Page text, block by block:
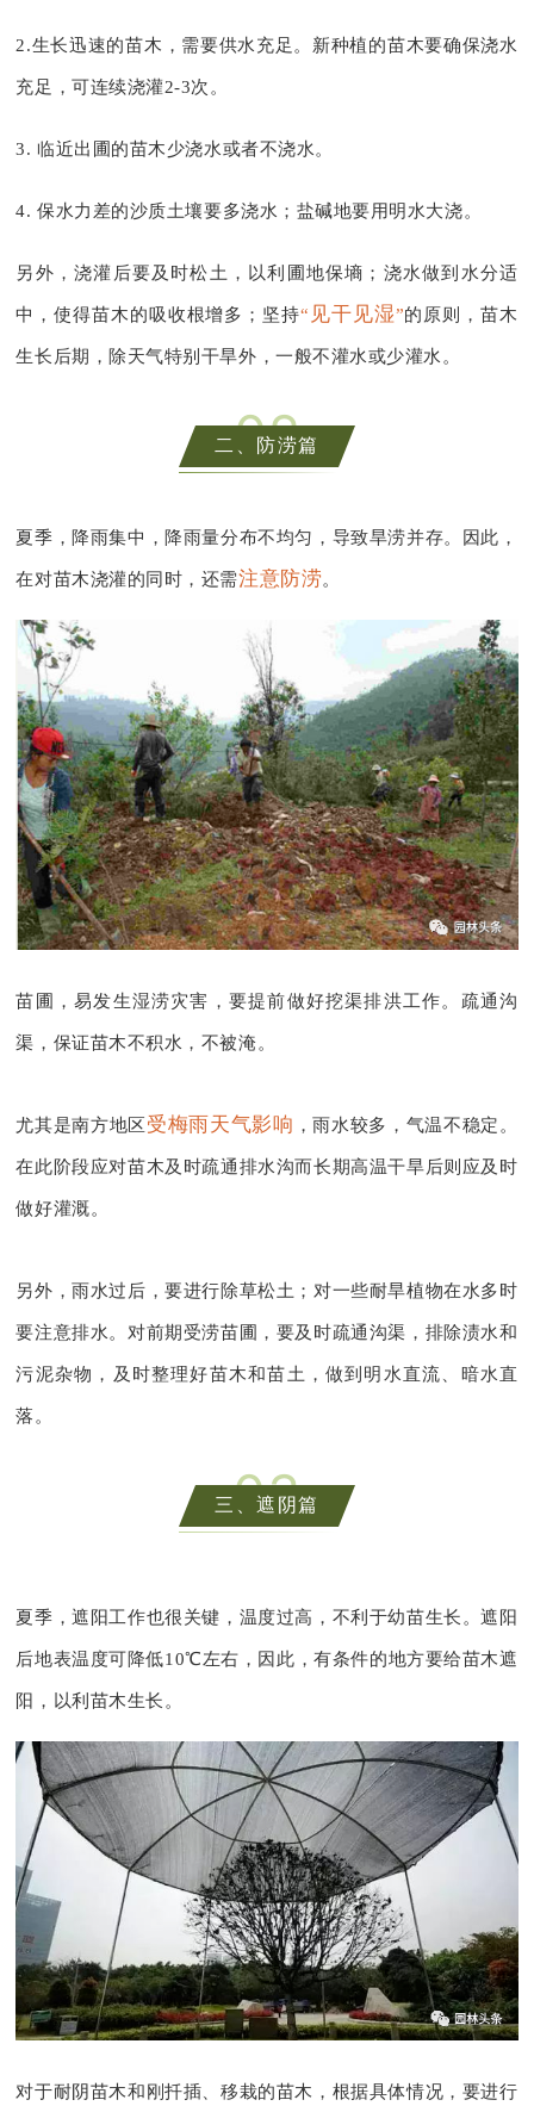
2.生长迅速的苗木，需要供水充足 。新种植的苗木要确保浇水
充足，可连续浇灌2-3次。
3. 临近出圃的苗木少浇水或者不浇水。
4. 保水力差的沙质土壤要多浇水；盐碱地要用明水大浇。
另外，浇灌后要及时松土，以利圃地保墒；浇水做到水分适
中，使得苗木的吸收根增多；坚持“ 见干见湿”的原则，苗木
生长后期，除天气特别干旱外，一般不灌水或少灌水。
02
二、防涝篇
夏季，降雨集中，降雨量分布不均匀，导致旱涝并存。因此，
在对苗木浇灌的同时，还需注意防涝。
苗圃，易发生湿涝灾害，要提前做好挖渠排洪工作。疏通沟
渠，保证苗木不积水，不被淹。
尤其是南方地区 受梅雨天气影响 ，雨水较多，气温不稳定。
在此阶段应对苗木及时疏通排水沟而长期高温干旱后则应及时
做好灌溉。
另外，雨水过后，要进行除草松土；对一些耐旱植物在水多时
要注意排水。对前期受涝苗圃，要及时疏通沟渠，排除渍水和
污泥杂物，及时整理好苗木和苗土，做到明水直流、暗水直
落。
03
三、遮阴篇
夏季，遮阳工作也很关键，温度过高，不利于幼苗生长。遮阳
后地表温度可降低10℃左右 ，因此，有条件的地方要给苗木遮
阳，以利苗木生长。
对于耐阴苗木和刚扦插、移栽的苗木，根据具体情况，要进行